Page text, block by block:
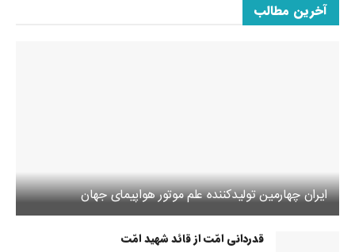
آخرین مطالب
ایران چهارمین تولیدکننده علم موتور هواپیمای جهان
قدردانی امّت از قائد شهید امّت